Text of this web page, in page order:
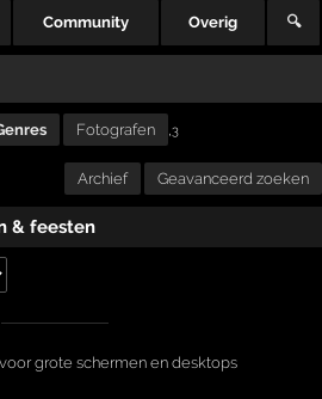
Community Overig 🔍
Fotografen ,3
Archief Geavanceerd zoeken
& feesten
grote schermen en desktops